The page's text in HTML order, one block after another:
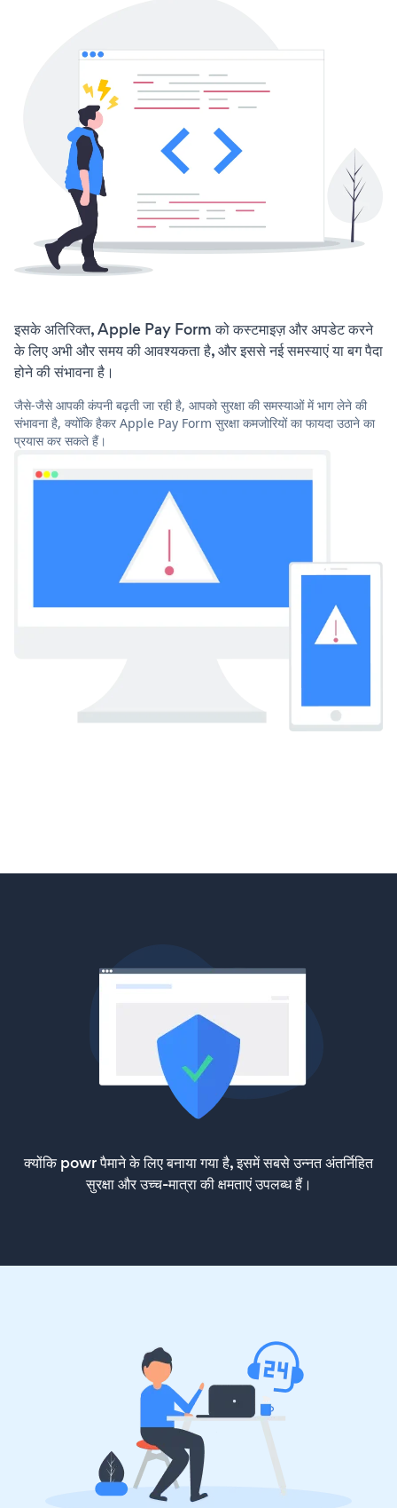
इसके अतिरिक्त, Apple Pay Form को कस्टमाइज़ और अपडेट करने
के लिए अभी और समय की आवश्यकता है, और इससे नई समस्याएं या बग पैदा
होने की संभावना है।
जैसे-जैसे आपकी कंपनी बढ़ती जा रही है, आपको सुरक्षा की समस्याओं में भाग लेने की
संभावना है, क्योंकि हैकर Apple Pay Form सुरक्षा कमजोरियों का फायदा उठाने का
प्रयास कर सकते हैं।
क्योंकि powr पैमाने के लिए बनाया गया है, इसमें सबसे उन्नत अंतर्निहित
सुरक्षा और उच्च-मात्रा की क्षमताएं उपलब्ध हैं।